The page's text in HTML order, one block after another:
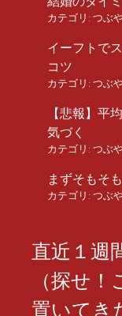
カテゴリ: つぶ
イーフトで
コツ
カテゴリ: つぶ
【悲報】平
気づく
カテゴリ: つぶ
まずそもそ
カテゴリ: つぶ
直近１週
（探せ
置いてき